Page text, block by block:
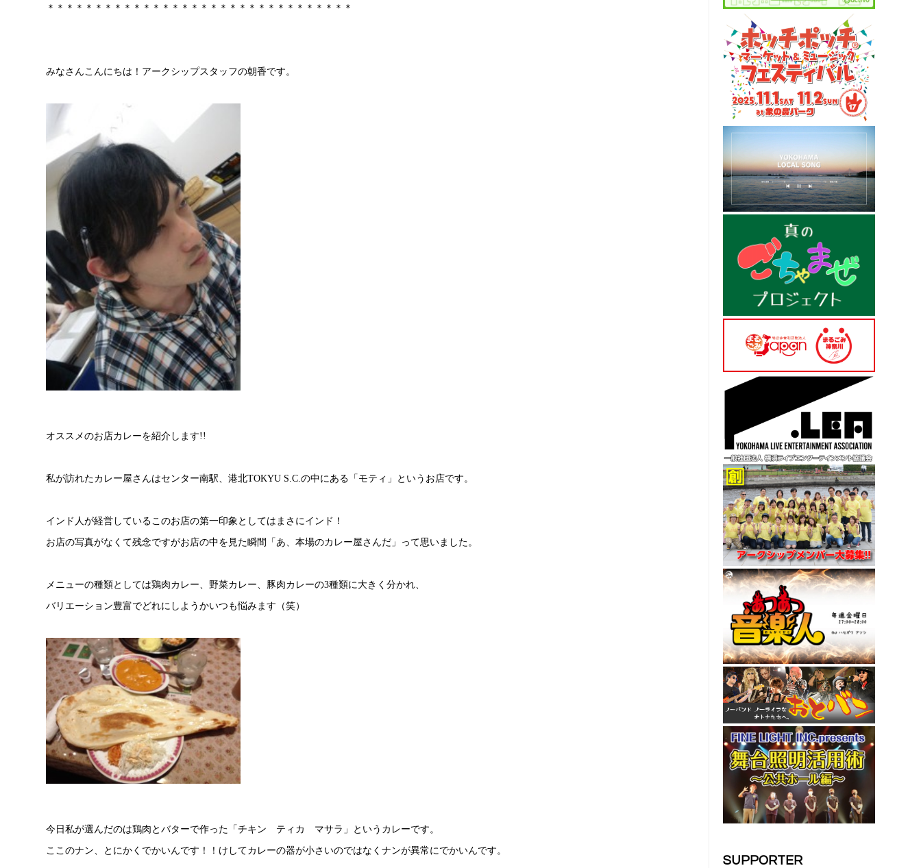
＊＊＊＊＊＊＊＊＊＊＊＊＊＊＊＊＊＊＊＊＊＊＊＊＊＊＊＊＊＊＊＊
みなさんこんにちは！アークシップスタッフの朝香です。
オススメのお店カレーを紹介します!!
私が訪れたカレー屋さんはセンター南駅、港北TOKYU S.C.の中にある「モティ」というお店です。
インド人が経営しているこのお店の第一印象としてはまさにインド！
お店の写真がなくて残念ですがお店の中を見た瞬間「あ、本場のカレー屋さんだ」って思いました。
メニューの種類としては鶏肉カレー、野菜カレー、豚肉カレーの3種類に大きく分かれ、
バリエーション豊富でどれにしようかいつも悩みます（笑）
今日私が選んだのは鶏肉とバターで作った「チキン ティカ マサラ」というカレーです。
ここのナン、とにかくでかいんです！！けしてカレーの器が小さいのではなくナンが異常にでかいんです。
SUPPORTER